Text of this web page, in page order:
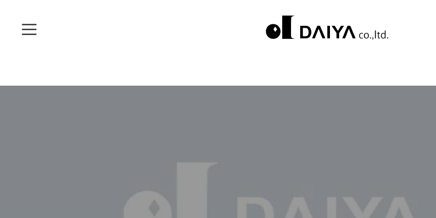
/home/r8091720/public_html/daiya-corp.com/wp-content/themes/daiya_corp/single.php